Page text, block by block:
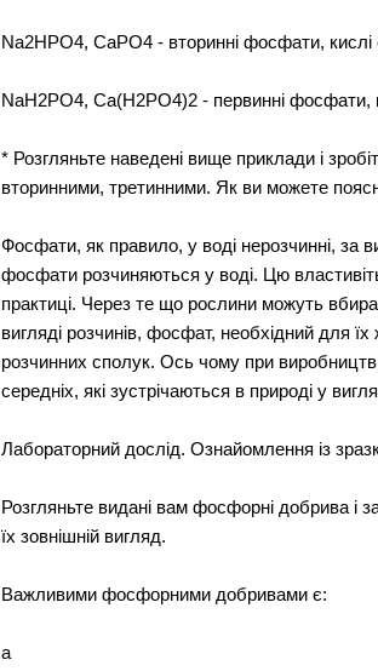
Nа2НРО4, СаРО4 - вторинні фосфати, кислі
NаН2РО4, Са(Н2РО4)2 - первинні фосфати,
* Розгляньте наведені вище приклади і
вторинними, третинними. Як ви можете
Фосфати, як правило, у воді нерозчинні, за
фосфати розчиняються у воді. Цю
практиці. Через те що рослини можуть
вигляді розчинів, фосфат, необхідний для
розчинних сполук. Ось чому при
середніх, які зустрічаються в природі у
Лабораторний дослід. Ознайомлення із
Розгляньте видані вам фосфорні добрива і
їх зовнішній вигляд.
Важливими фосфорними добривами є:
a